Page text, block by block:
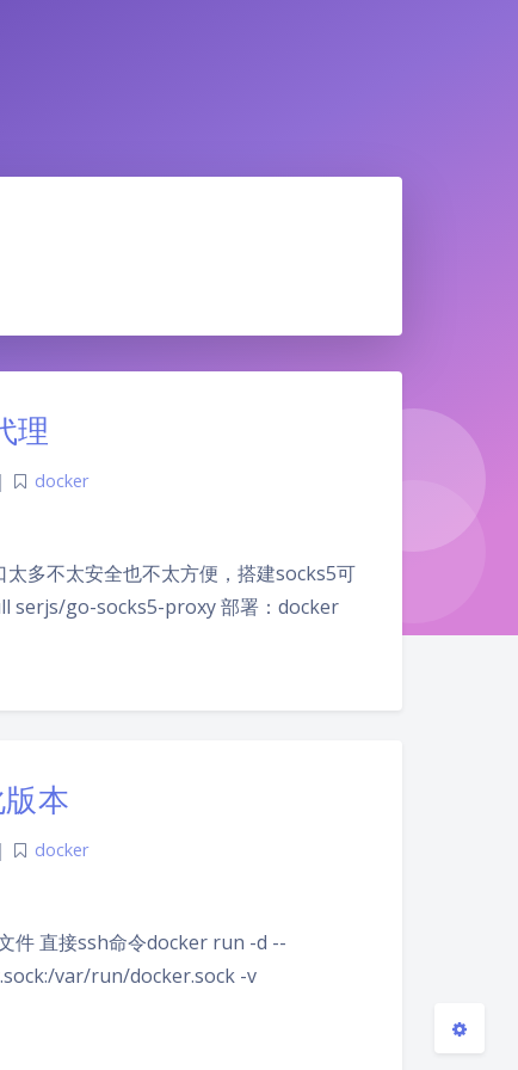
理
|
docker
多不太安全也不太方便，搭建socks5可
serjs/go-socks5-proxy 部署：docker
本
|
docker
件 直接ssh命令docker run -d --
var/run/docker.sock -v